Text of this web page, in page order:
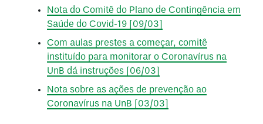
Nota do Comitê do Plano de Contingência em
Saúde do Covid-19 [09/03]
Com aulas prestes a começar, comitê
instituído para monitorar o Coronavírus na
UnB dá instruções [06/03]
Nota sobre as ações de prevenção ao
Coronavírus na UnB [03/03]